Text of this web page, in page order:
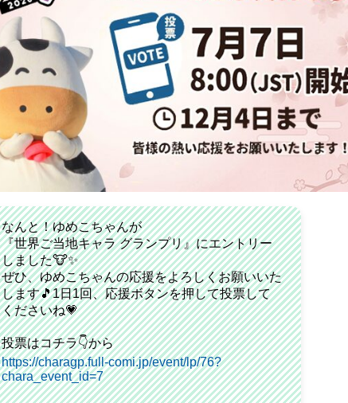
なんと！ゆめこちゃんが
『世界ご当地キャラ グランプリ』にエントリー
しました🐮✨
ぜひ、ゆめこちゃんの応援をよろしくお願いいた
します🎵1日1回、応援ボタンを押して投票して
くださいね💗
投票はコチラ👇から
https://charagp.full-comi.jp/event/lp/76?
chara_event_id=7